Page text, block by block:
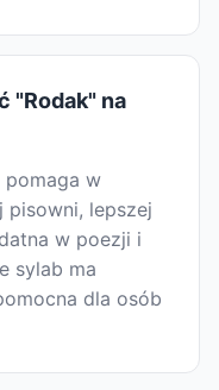
"Rodak" na
pomaga w
pisowni, lepszej
w poezji i
sylab ma
dla osób